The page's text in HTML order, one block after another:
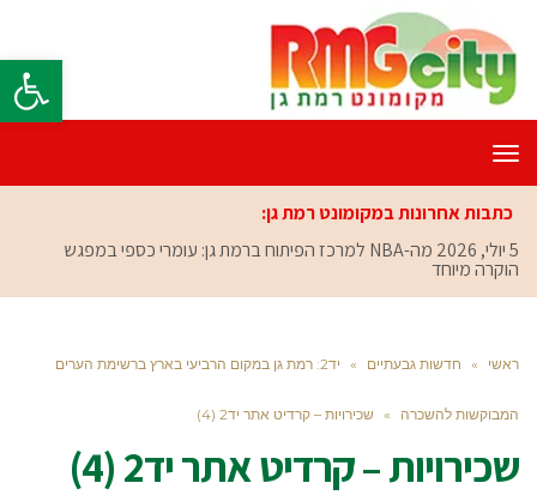
פתח
תפריט
כתבות אחרונות במקומונט רמת גן:
5 יולי, 2026
מה-NBA למרכז הפיתוח ברמת גן: עומרי כספי במפגש
הוקרה מיוחד
ראשי » חדשות גבעתיים » יד2: רמת גן במקום הרביעי בארץ ברשימת הערים
המבוקשות להשכרה » שכירויות – קרדיט אתר יד2 (4)
שכירויות – קרדיט אתר יד2 (4)